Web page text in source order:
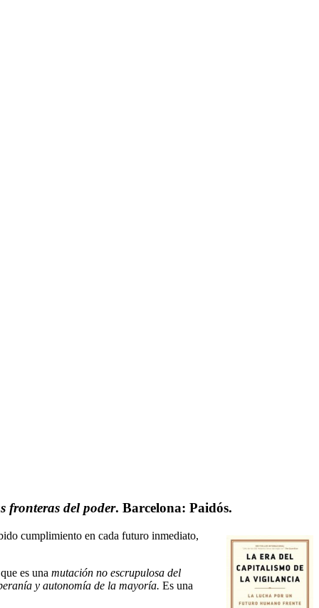
fronteras del poder. Barcelona: Paidós.
cumplimiento en cada futuro inmediato,
es una mutación no escrupulosa del
y autonomía de la mayoría. Es una